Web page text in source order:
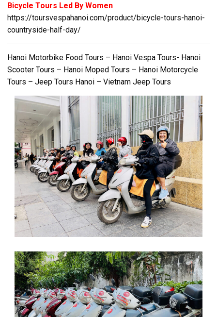
Bicycle Tours Led By Women
https://toursvespahanoi.com/product/bicycle-tours-hanoi-
countryside-half-day/
Hanoi Motorbike Food Tours – Hanoi Vespa Tours- Hanoi
Scooter Tours – Hanoi Moped Tours – Hanoi Motorcycle
Tours – Jeep Tours Hanoi – Vietnam Jeep Tours